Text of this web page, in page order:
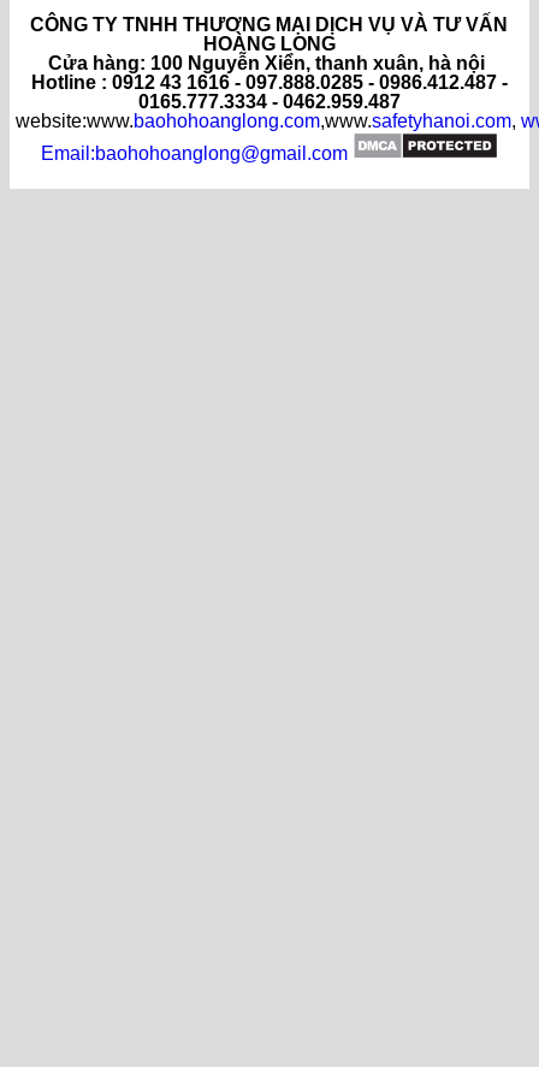
CÔNG TY TNHH THƯƠNG MẠI DỊCH VỤ VÀ TƯ VẤN
HOÀNG LONG
Cửa hàng: 100 Nguyễn Xiển, thanh xuân, hà nội
Hotline : 0912 43 1616 - 097.888.0285 - 0986.412.487 -
0165.777.3334 - 0462.959.487
website:www.baohohoanglong.com,www.safetyhanoi.com,
Email:baohohoanglong@gmail.com